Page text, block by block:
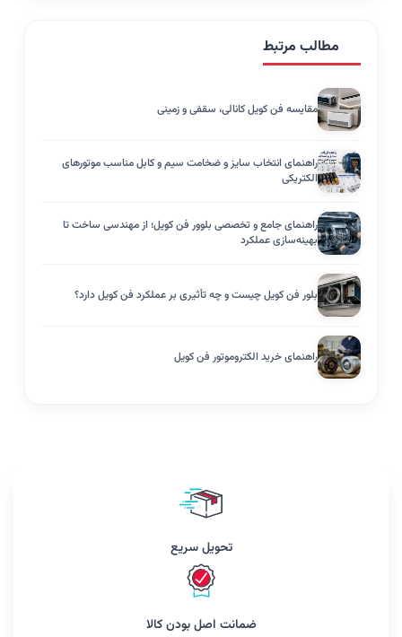
مطالب مرتبط
مقایسه فن کویل کانالی، سقفی و زمینی
راهنمای انتخاب سایز و ضخامت سیم و کابل مناسب موتورهای
الکتریکی
راهنمای جامع و تخصصی بلوور فن کویل؛ از مهندسی ساخت تا
بهینه‌سازی عملکرد
بلور فن کویل چیست و چه تأثیری بر عملکرد فن کویل دارد؟
راهنمای خرید الکتروموتور فن کویل
تحویل سریع
ضمانت اصل بودن کالا